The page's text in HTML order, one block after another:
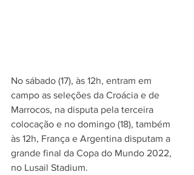
No sábado (17), às 12h, entram em
campo as seleções da Croácia e de
Marrocos, na disputa pela terceira
colocação e no domingo (18), também
às 12h, França e Argentina disputam a
grande final da Copa do Mundo 2022,
no Lusail Stadium.